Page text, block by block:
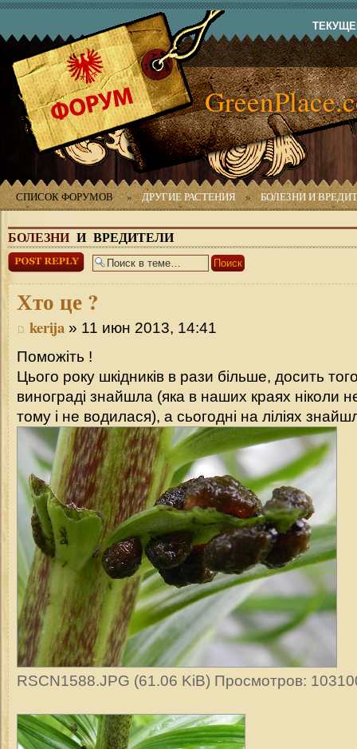
СПИСОК ФОРУМОВ » ДРУГИЕ РАСТЕНИЯ » БОЛЕЗНИ И
БОЛЕЗНИ И ВРЕДИТЕЛИ
Ответить
Хто це ?
kerija » 11 июн 2013, 14:41
Поможіть !
Цього року шкідників в рази більше, досить
винограді знайшла (яка в наших краях ніколи
тому і не водилася), а сьогодні на ліліях
RSCN1588.JPG (61.06 KiB) Просмотров: